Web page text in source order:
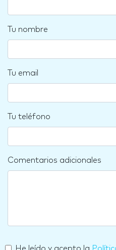
Tu nombre
Tu email
Tu teléfono
Comentarios adicionales